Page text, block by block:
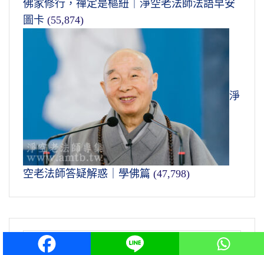
佛家修行，禪定是樞紐｜淨空老法師法語早安
圖卡 (55,874)
淨
空老法師答疑解惑｜學佛篇 (47,798)